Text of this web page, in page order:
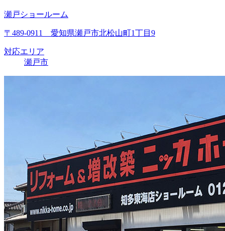
瀬戸ショールーム
〒489-0911 愛知県瀬戸市北松山町1丁目9
対応エリア
瀬戸市